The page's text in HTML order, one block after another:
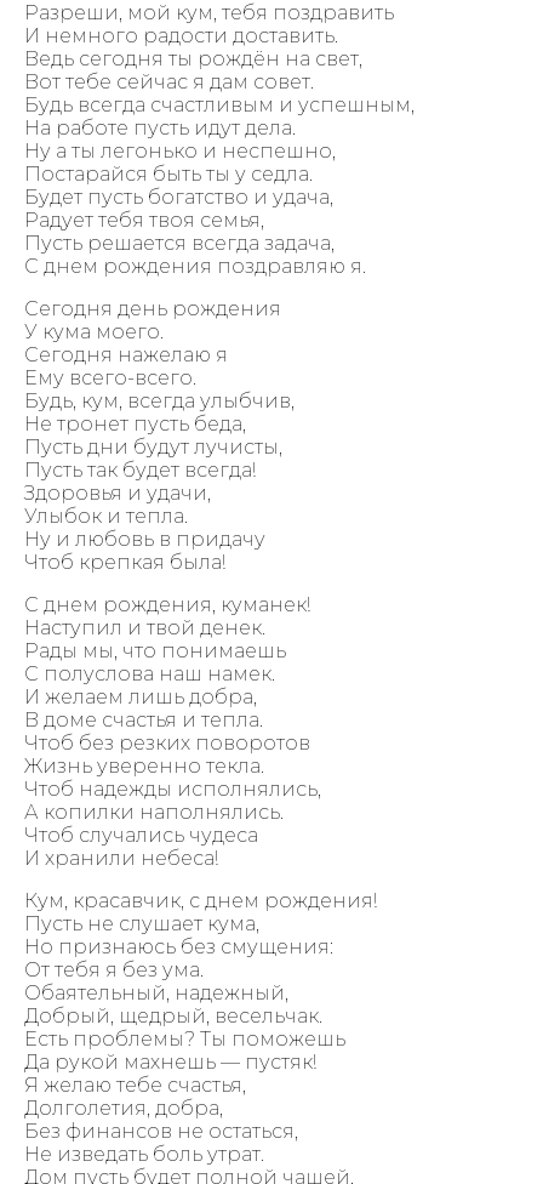
Разреши, мой кум, тебя поздравить
И немного радости доставить.
Ведь сегодня ты рождён на свет,
Вот тебе сейчас я дам совет.
Будь всегда счастливым и успешным,
На работе пусть идут дела.
Ну а ты легонько и неспешно,
Постарайся быть ты у седла.
Будет пусть богатство и удача,
Радует тебя твоя семья,
Пусть решается всегда задача,
С днем рождения поздравляю я.
Сегодня день рождения
У кума моего.
Сегодня нажелаю я
Ему всего-всего.
Будь, кум, всегда улыбчив,
Не тронет пусть беда,
Пусть дни будут лучисты,
Пусть так будет всегда!
Здоровья и удачи,
Улыбок и тепла.
Ну и любовь в придачу
Чтоб крепкая была!
С днем рождения, куманек!
Наступил и твой денек.
Рады мы, что понимаешь
С полуслова наш намек.
И желаем лишь добра,
В доме счастья и тепла.
Чтоб без резких поворотов
Жизнь уверенно текла.
Чтоб надежды исполнялись,
А копилки наполнялись.
Чтоб случались чудеса
И хранили небеса!
Кум, красавчик, с днем рождения!
Пусть не слушает кума,
Но признаюсь без смущения:
От тебя я без ума.
Обаятельный, надежный,
Добрый, щедрый, весельчак.
Есть проблемы? Ты поможешь
Да рукой махнешь — пустяк!
Я желаю тебе счастья,
Долголетия, добра,
Без финансов не остаться,
Не изведать боль утрат.
Дом пусть будет полной чашей,